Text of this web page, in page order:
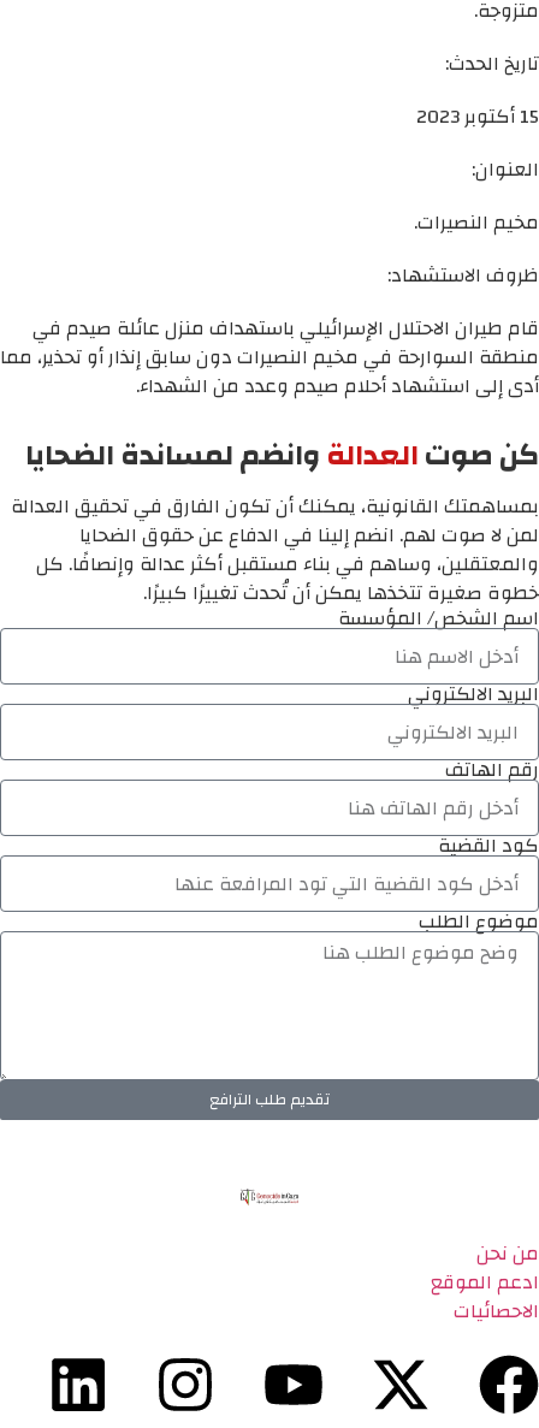
متزوجة.
تاريخ الحدث:
15 أكتوبر 2023
العنوان:
مخيم النصيرات.
ظروف الاستشهاد:
قام طيران الاحتلال الإسرائيلي باستهداف منزل عائلة صيدم في
منطقة السوارحة في مخيم النصيرات دون سابق إنذار أو تحذير، مما
أدى إلى استشهاد أحلام صيدم وعدد من الشهداء.
كن صوتالعدالةوانضم لمساندة الضحايا
بمساهمتك القانونية، يمكنك أن تكون الفارق في تحقيق العدالة
لمن لا صوت لهم. انضم إلينا في الدفاع عن حقوق الضحايا
والمعتقلين، وساهم في بناء مستقبل أكثر عدالة وإنصافًا. كل
خطوة صغيرة تتخذها يمكن أن تُحدث تغييرًا كبيرًا.
اسم الشخص/ المؤسسة
البريد الالكتروني
رقم الهاتف
كود القضية
موضوع الطلب
تقديم طلب الترافع
من نحن
ادعم الموقع
الاحصائيات